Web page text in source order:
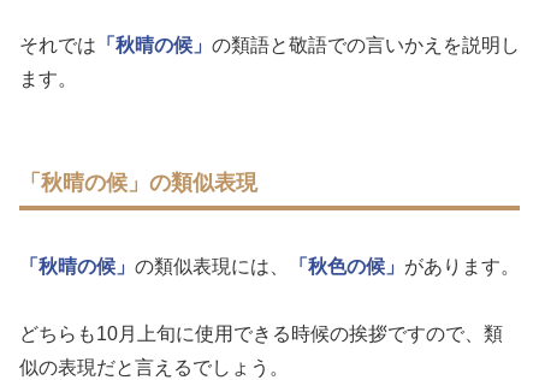
それでは 「秋晴の候」 の類語と敬語での言いかえを説明し
ます。
「秋晴の候」の類似表現
「秋晴の候」 の類似表現には、 「秋色の候」 があります。
どちらも10月上旬に使用できる時候の挨拶ですので、類
似の表現だと言えるでしょう。